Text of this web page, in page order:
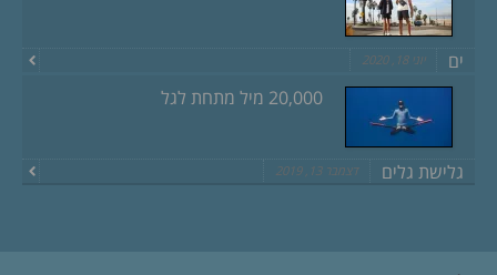
ים יוני 18, 2020
20,000 מיל מתחת לגל
גלישת גלים דצמבר 13, 2019